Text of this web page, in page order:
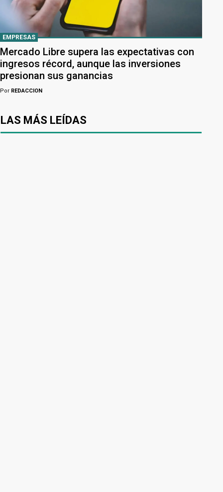
EMPRESAS
Mercado Libre supera las expectativas con
ingresos récord, aunque las inversiones
presionan sus ganancias
Por REDACCION
LAS MÁS LEÍDAS